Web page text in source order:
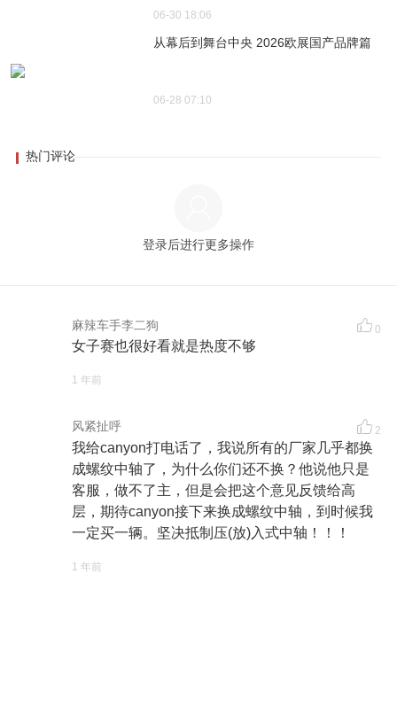
06-30 18:06
从幕后到舞台中央 2026欧展国产品牌篇
06-28 07:10
热门评论
登录后进行更多操作
麻辣车手李二狗 0
女子赛也很好看就是热度不够
1 年前
风紧扯呼 2
我给canyon打电话了，我说所有的厂家几乎都换
成螺纹中轴了，为什么你们还不换？他说他只是
客服，做不了主，但是会把这个意见反馈给高
层，期待canyon接下来换成螺纹中轴，到时候我
一定买一辆。坚决抵制压(放)入式中轴！！！
1 年前